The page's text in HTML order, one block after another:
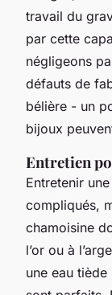
travail du
par cette
négligeons
défauts de
bélière - un
bijoux
Entretien
Entretenir
compliqués,
chamoisine
l’or ou à
une eau